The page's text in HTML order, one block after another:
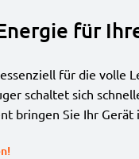
für
für die volle
schaltet sich
bringen Sie Ihr